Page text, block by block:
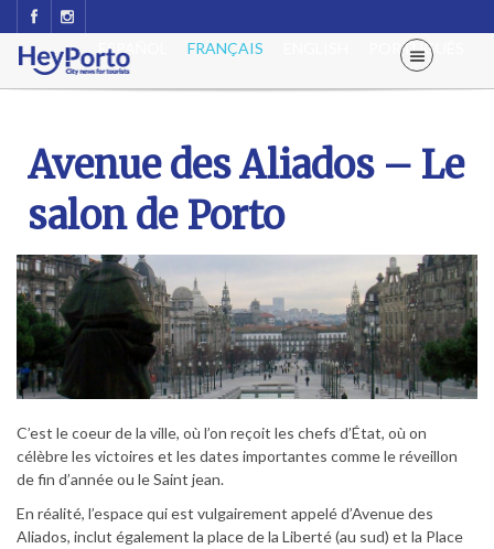
PORTUGUÊS
FRANÇAIS
ESPAÑOL
Avenue des Aliados – Le
salon de Porto
C’est le coeur de la ville, où l’on reçoit les chefs d’État, où on
célèbre les victoires et les dates importantes comme le réveillon
de fin d’année ou le Saint jean.
En réalité, l’espace qui est vulgairement appelé d’Avenue des
Aliados, inclut également la place de la Liberté (au sud) et la Place